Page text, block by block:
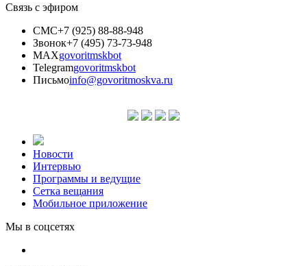
Связь с эфиром
СМС+7 (925) 88-88-948
Звонок+7 (495) 73-73-948
MAXgovoritmskbot
Telegramgovoritmskbot
Письмоinfo@govoritmoskva.ru
Новости
Интервью
Программы и ведущие
Сетка вещания
Мобильное приложение
Мы в соцсетях